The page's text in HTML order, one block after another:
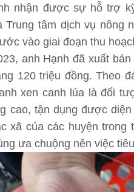
nhận được sự hỗ trợ
Trung tâm dịch vụ nông
vào giai đoạn thu
anh Hạnh đã xuất
120 triệu đồng. Theo
xen canh lúa là đối
cao, tận dụng được
xã của các huyện trong
ưa chuộng nên việc